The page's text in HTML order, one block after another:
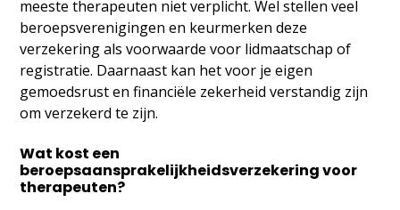
meeste therapeuten niet verplicht. Wel stellen veel
beroepsverenigingen en keurmerken deze
verzekering als voorwaarde voor lidmaatschap of
registratie. Daarnaast kan het voor je eigen
gemoedsrust en financiële zekerheid verstandig zijn
om verzekerd te zijn.
Wat kost een
beroepsaansprakelijkheidsverzekering voor
therapeuten?